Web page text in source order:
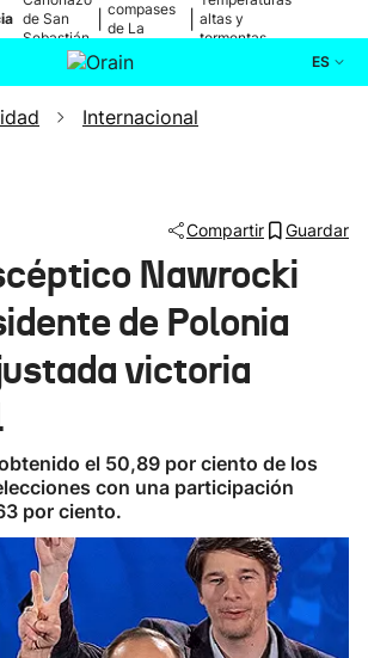
de San
Sebastián
compases
de La
altas y
tormentas
ES
Actualidad
Ikusmiran
Eguraldia
Internacional
Compartir Guardar
Nawrocki
de Polonia
victoria
el 50,89 por ciento de los
con una participación
por ciento.